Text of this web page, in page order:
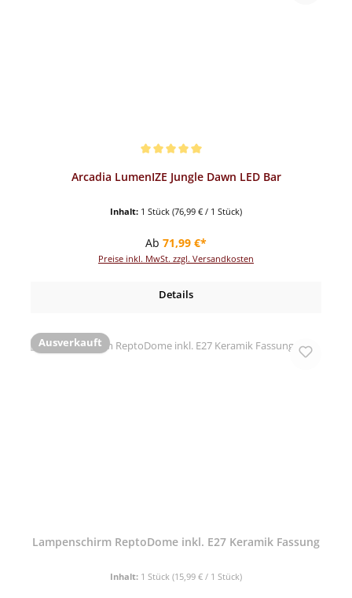
Arcadia LumenIZE Jungle Dawn LED Bar
Inhalt: 1 Stück (76,99 € / 1 Stück)
Regulärer Preis:
Ab 71,99 €*
Preise inkl. MwSt. zzgl. Versandkosten
Details
Ausverkauft
Lampenschirm ReptoDome inkl. E27 Keramik Fassung
Inhalt: 1 Stück (15,99 € / 1 Stück)